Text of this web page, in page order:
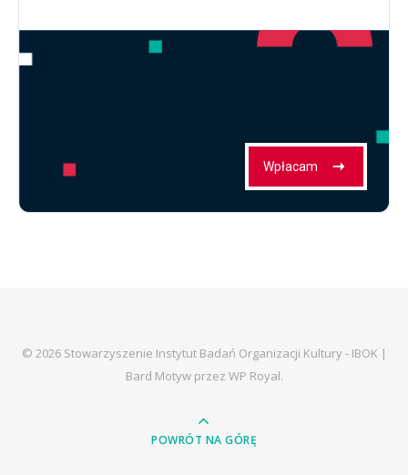
© 2026 Stowarzyszenie Instytut Badań Organizacji Kultury - IBOK |
Bard Motyw przez WP Royal.
POWRÓT NA GÓRĘ